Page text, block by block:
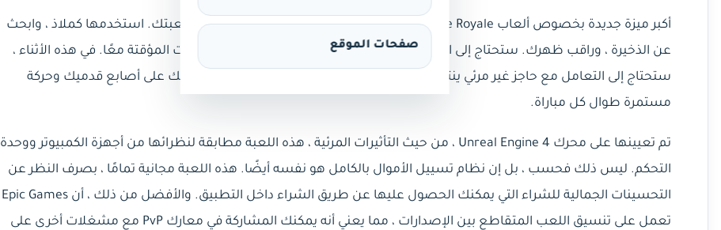
صفحات الموقع
أكبر ميزة جديدة بخصوص ألعاب Battle Royale الأخرى هي إمكانية إنشاء مبانٍ في منطقة لعبتك. استخدمها كملاذ ، وابحث
عن الذخيرة ، وراقب ظهرك. ستحتاج إلى التقاط المواد الأساسية لتركيب الجدران والمنحدرات المؤقتة معًا. في هذه الأثناء ،
ستحتاج إلى التعامل مع حاجز غير مرئي ينتقل من الامتداد إلى الانكماش ، وهو مصمم لإبقائك على أصابع قدميك وحركة
مستمرة طوال كل مباراة.
تم تعيينها على محرك Unreal Engine 4 ، من حيث التأثيرات المرئية ، هذه اللعبة مطابقة لنظرائها من أجهزة الكمبيوتر ووحدة
التحكم. ليس ذلك فحسب ، بل إن نظام تسييل الأموال بالكامل هو نفسه أيضًا. هذه اللعبة مجانية تمامًا ، بصرف النظر عن
التحسينات الجمالية للشراء التي يمكنك الحصول عليها عن طريق الشراء داخل التطبيق. والأفضل من ذلك ، أن Epic Games
تعمل على تنسيق اللعب المتقاطع بين الإصدارات ، مما يعني أنه يمكنك المشاركة في معارك PvP مع مشغلات أخرى على